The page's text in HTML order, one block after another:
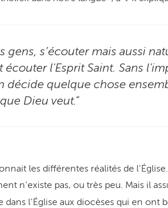
gens, s’écouter mais aussi
écouter l'Esprit Saint. Sans
décide quelque chose
Dieu veut.”
les différentes réalités de
n’existe pas, ou très peu. Mais il
l’Église aux diocèses qui en ont